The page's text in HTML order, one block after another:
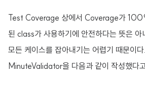
Test Coverage 상에서 Coverage가
된 class가 사용하기에 안전하다는 뜻은 아
모든 케이스를 잡아내기는 어렵기 때문이
MinuteValidator을 다음과 같이 작성했다